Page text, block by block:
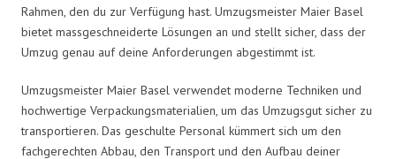
Rahmen, den du zur Verfügung hast. Umzugsmeister Maier Basel
bietet massgeschneiderte Lösungen an und stellt sicher, dass der
Umzug genau auf deine Anforderungen abgestimmt ist.
Umzugsmeister Maier Basel verwendet moderne Techniken und
hochwertige Verpackungsmaterialien, um das Umzugsgut sicher zu
transportieren. Das geschulte Personal kümmert sich um den
fachgerechten Abbau, den Transport und den Aufbau deiner